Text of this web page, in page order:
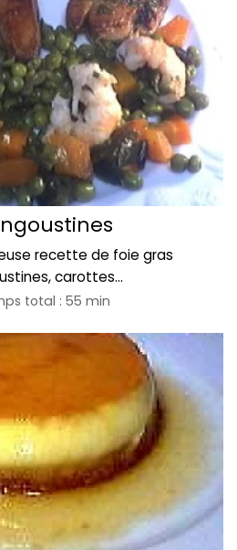
recette de foie gras
carottes...
total : 55 min